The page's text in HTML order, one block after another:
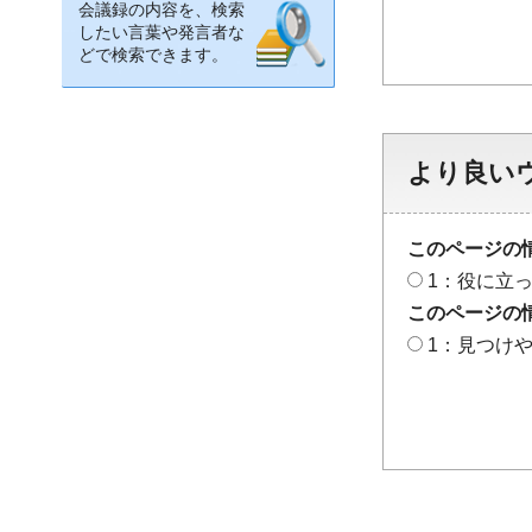
会議録の内容を、検索
したい言葉や発言者な
どで検索できます。
より良い
このページの
1：役に立
このページの
1：見つけ